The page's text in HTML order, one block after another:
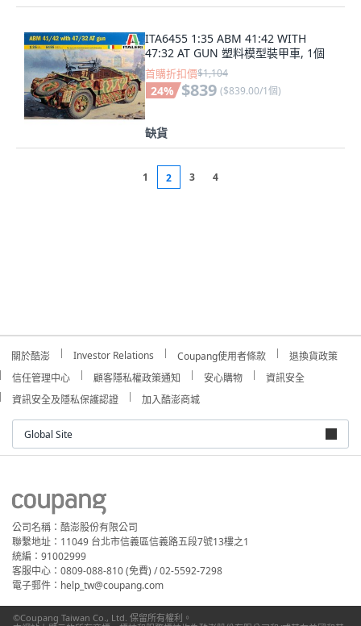
ITA6455 1:35 ABM 41:42 WITH
47:32 AT GUN 塑料模型裝甲車, 1個
首購折扣價$1,104
24% $839 ($839.00/1個)
缺貨
1 2 3 4
關於酷澎 Investor Relations Coupang使用者條款
退換貨政策
信任管理中心
顧客隱私權政策通知 安心購物
資訊安全
資訊安全及隱私保護認證
加入酷澎商城
Global Site
公司名稱：酷澎股份有限公司
聯繫地址：11049 台北市信義區信義路五段7號13樓之1
統編：91002999
客服中心：0809-088-810 (免費) / 02-5592-7298
電子郵件：help_tw@coupang.com
©Coupang Taiwan Co., Ltd. 保留所有權利。